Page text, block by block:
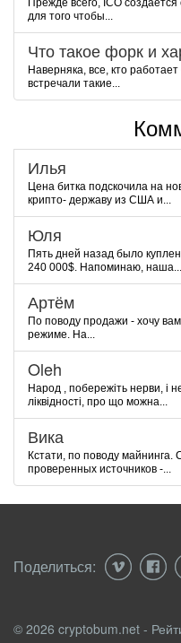
Прежде всего, ICO
для того чтобы...
Что такое форк и
Наверняка, все, кто
встречали такие...
Илья
Цена битка подскочила на
крипто- державу из США и...
Юля
Пять дней назад было
240 000$. Напоминаю, наша...
Артём
По поводу продажи - хочу
режиме. На...
Oleh
Народ , побережіть нерви, і
ліквідності, про що можна...
Вика
Кстати, по поводу
проверенных источников -...
Поделиться:
© 2026 cryptobum.net -